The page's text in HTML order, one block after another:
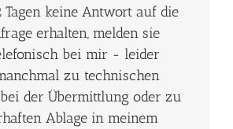
Tagen keine Antwort auf die
erhalten, melden sie
bei mir - leider
zu technischen
der Übermittlung oder zu
Ablage in meinem